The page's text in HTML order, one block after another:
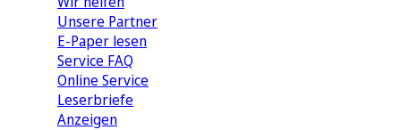
Unsere Partner
E-Paper lesen
Service FAQ
Online Service
Leserbriefe
Anzeigen